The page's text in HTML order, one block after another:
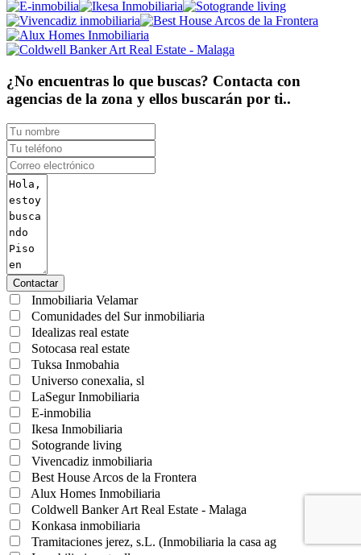
¿No encuentras lo que buscas? Contacta con
agencias de la zona y ellos buscarán por ti..
Contactar
Inmobiliaria Velamar
Comunidades del Sur inmobiliaria
Idealizas real estate
Sotocasa real estate
Tuksa Inmobahia
Universo conexalia, sl
LaSegur Inmobiliaria
E-inmobilia
Ikesa Inmobiliaria
Sotogrande living
Vivencadiz inmobiliaria
Best House Arcos de la Frontera
Alux Homes Inmobiliaria
Coldwell Banker Art Real Estate - Malaga
Konkasa inmobiliaria
Tramitaciones jerez, s.L. (Inmobiliaria la casa ag